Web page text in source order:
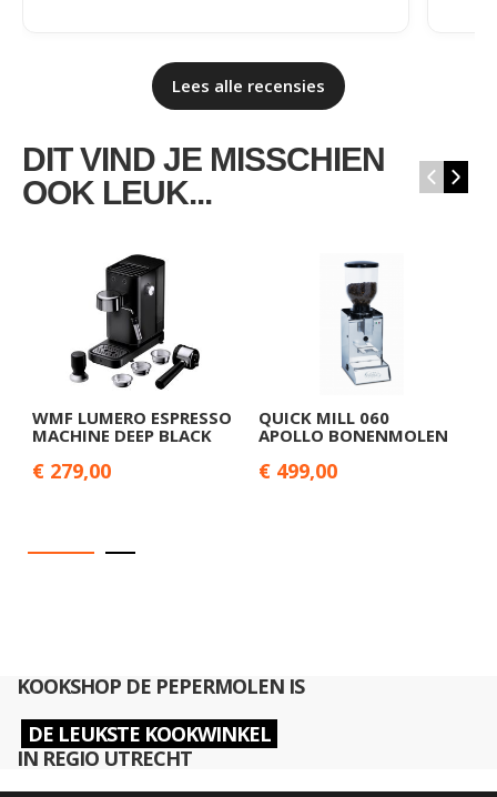
Lees alle recensies
DIT VIND JE MISSCHIEN
OOK LEUK...
‹ ›
WMF LUMERO ESPRESSO
MACHINE DEEP BLACK
€ 279,00
QUICK MILL 060
APOLLO BONENMOLEN
€ 499,00
KOOKSHOP DE PEPERMOLEN IS
DE LEUKSTE KOOKWINKEL
IN REGIO UTRECHT